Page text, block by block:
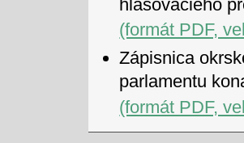
hlasovacieho
(formát PDF,
Zápisnica
parlamentu
(formát PDF,